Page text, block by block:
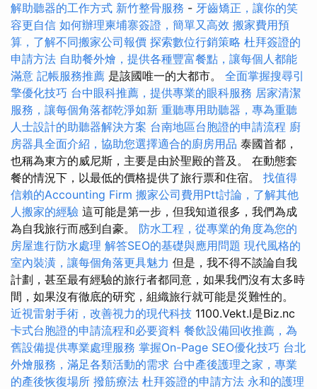
解助聽器的工作方式 新竹整骨服務 - 牙齒矯正，讓你的笑
容更自信 如何辦理柬埔寨簽證，簡單又高效 搬家費用預
算，了解不同搬家公司報價 探索數位行銷策略 杜拜簽證的
申請方法 自助餐外燴，提供各種豐富餐點，讓每個人都能
滿意 記帳服務推薦 是該國唯一的大都市。 全面掌握搜尋引
擎優化技巧 台中眼科推薦，提供專業的眼科服務 居家清潔
服務，讓每個角落都乾淨如新 重聽專用助聽器，專為重聽
人士設計的助聽器解決方案 台南地區台胞證的申請流程 廚
房器具全面介紹，協助您選擇適合的廚房用品 泰國首都，
也稱為東方的威尼斯，主要是由於聖殿的普及。 在動態套
餐的情況下，以最低的價格提供了旅行票和住宿。 找值得
信賴的Accounting Firm 搬家公司費用Ptt討論，了解其他
人搬家的經驗 這可能是第一步，但我知道很多，我們為成
為自我旅行而感到自豪。 防水工程，從專業的角度為您的
房屋進行防水處理 解答SEO的基礎與應用問題 現代風格的
室內裝潢，讓每個角落更具魅力 但是，我不得不談論自我
計劃，甚至最有經驗的旅行者都同意，如果我們沒有太多時
間，如果沒有徹底的研究，組織旅行就可能是災難性的。
近視雷射手術，改善視力的現代科技 1100.Vekt.l是Biz.nc
卡式台胞證的申請流程和必要資料 餐飲設備回收推薦，為
舊設備提供專業處理服務 掌握On-Page SEO優化技巧 台北
外燴服務，滿足各類活動的需求 台中產後護理之家，專業
的產後恢復場所 撥筋療法 杜拜簽證的申請方法 永和的護理